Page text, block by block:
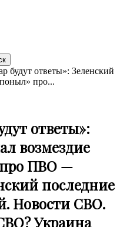
будут ответы»: Зеленский
про...
ответы»:
возмездие
ПВО —
последние
Новости СВО.
Украина